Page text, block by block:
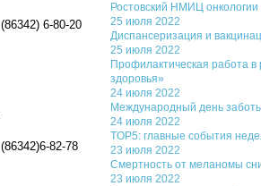
(86342) 6-80-20
(86342)6-82-78
Ростовский НМИЦ
25 июля 2022
Диспансеризация и
25 июля 2022
Профилактическая работа
здоровья»
24 июля 2022
Международный день
24 июля 2022
TOP5: главные события
23 июля 2022
Смертность от меланомы
23 июля 2022